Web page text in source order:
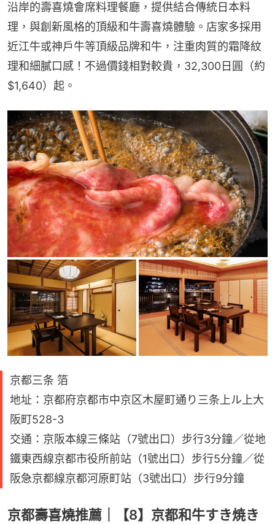
沿岸的壽喜燒會席料理餐廳，提供結合傳統日本料
理，與創新風格的頂級和牛壽喜燒體驗。店家多採用
近江牛或神戶牛等頂級品牌和牛，注重肉質的霜降紋
理和細膩口感！不過價錢相對較貴，32,300日圓（約
$1,640）起。
京都三条 箔
地址：京都府京都市中京区木屋町通り三条上ル上大
阪町528-3
交通：京阪本線三條站（7號出口）步行3分鐘／從地
鐵東西線京都市役所前站（1號出口）步行5分鐘／從
阪急京都線京都河原町站（3號出口）步行9分鐘
京都壽喜燒推薦｜【8】京都和牛すき焼き